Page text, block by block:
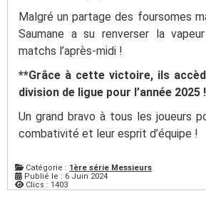
Malgré un partage des foursomes
Saumane a su renverser la
matchs l’après-midi !
**Grâce à cette victoire, ils
division de ligue pour l’année 2025
Un grand bravo à tous les joueurs
combativité et leur esprit d’équipe !
Catégorie : 1ère série Messieurs
Publié le : 6 Juin 2024
Clics : 1403